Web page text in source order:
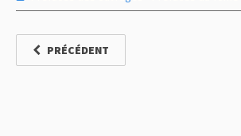
PRÉCÉDENT